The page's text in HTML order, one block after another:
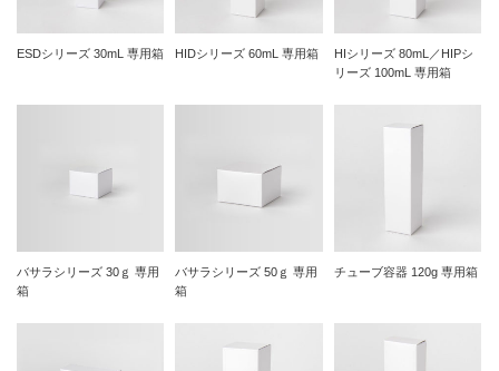
ESDシリーズ 30mL 専用箱 HIDシリーズ 60mL 専用箱
HIシリーズ 80mL／HIPシ
リーズ 100mL 専用箱
バサラシリーズ 30ｇ 専用
箱
バサラシリーズ 50ｇ 専用
箱
チューブ容器 120g 専用箱